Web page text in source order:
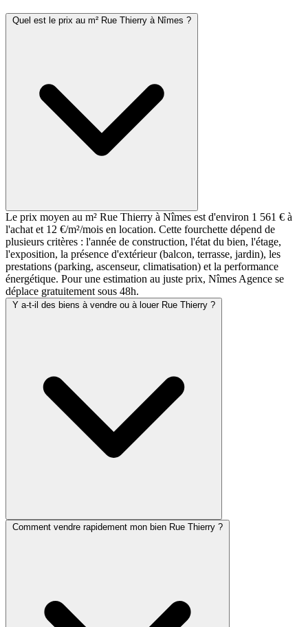
Quel est le prix au m² Rue Thierry à Nîmes ?
Le prix moyen au m² Rue Thierry à Nîmes est d'environ 1 561 € à
l'achat et 12 €/m²/mois en location. Cette fourchette dépend de
plusieurs critères : l'année de construction, l'état du bien, l'étage,
l'exposition, la présence d'extérieur (balcon, terrasse, jardin), les
prestations (parking, ascenseur, climatisation) et la performance
énergétique. Pour une estimation au juste prix, Nîmes Agence se
déplace gratuitement sous 48h.
Y a-t-il des biens à vendre ou à louer Rue Thierry ?
Comment vendre rapidement mon bien Rue Thierry ?